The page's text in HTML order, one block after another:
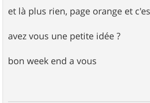
et là plus rien, page orange et
avez vous une petite idée ?
bon week end a vous